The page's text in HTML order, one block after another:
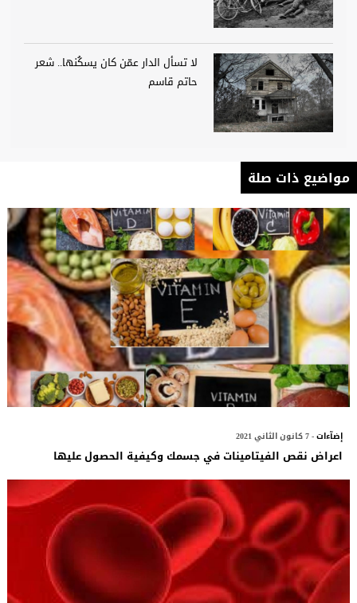
لا تسأل الدار عمّن كان يسكُنها.. شعر
حاتم قاسم
مواضيع ذات صلة
إضآءات- 7 كانون الثاني 2021
اعراض نقص الفيتامينات في جسمك وكيفية الحصول عليها